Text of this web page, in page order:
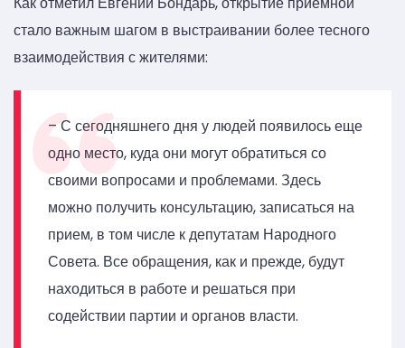
стало важным шагом в выстраивании более тесного
взаимодействия с жителями:
– С сегодняшнего дня у людей появилось еще
одно место, куда они могут обратиться со
своими вопросами и проблемами. Здесь
можно получить консультацию, записаться на
прием, в том числе к депутатам Народного
Совета. Все обращения, как и прежде, будут
находиться в работе и решаться при
содействии партии и органов власти.